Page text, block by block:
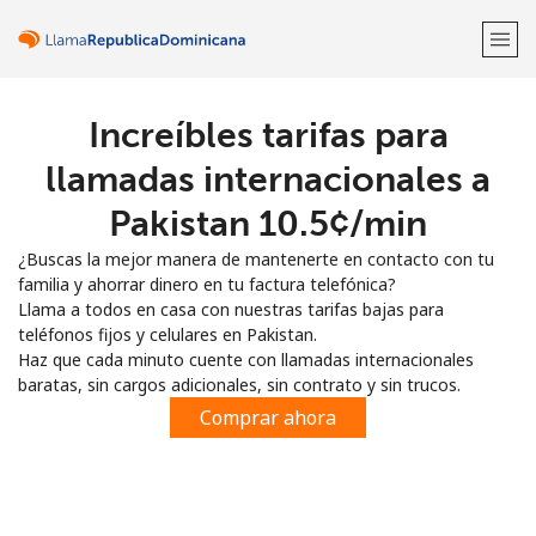
¡Bienvenido!
Regístrate con
o
Increíbles tarifas para
llamadas internacionales a
Pakistan ⁦10.5¢⁩/min
¿Buscas la mejor manera de mantenerte en contacto con tu
familia y ahorrar dinero en tu factura telefónica?
Llama a todos en casa con nuestras tarifas bajas para
teléfonos fijos y celulares en Pakistan.
Haz que cada minuto cuente con llamadas internacionales
baratas, sin cargos adicionales, sin contrato y sin trucos.
Comprar ahora